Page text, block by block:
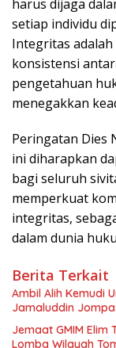
harus dijaga
setiap individu
Integritas
konsistensi
pengetahuan
menegakkan
Peringatan Dies
ini diharapkan
bagi seluruh
memperkuat
integritas,
dalam dunia
Berita Terkait
Ambil Alih Kemudi
Jamaluddin Jompa
Jemaat GMIM Elim
Lomba Wilayah